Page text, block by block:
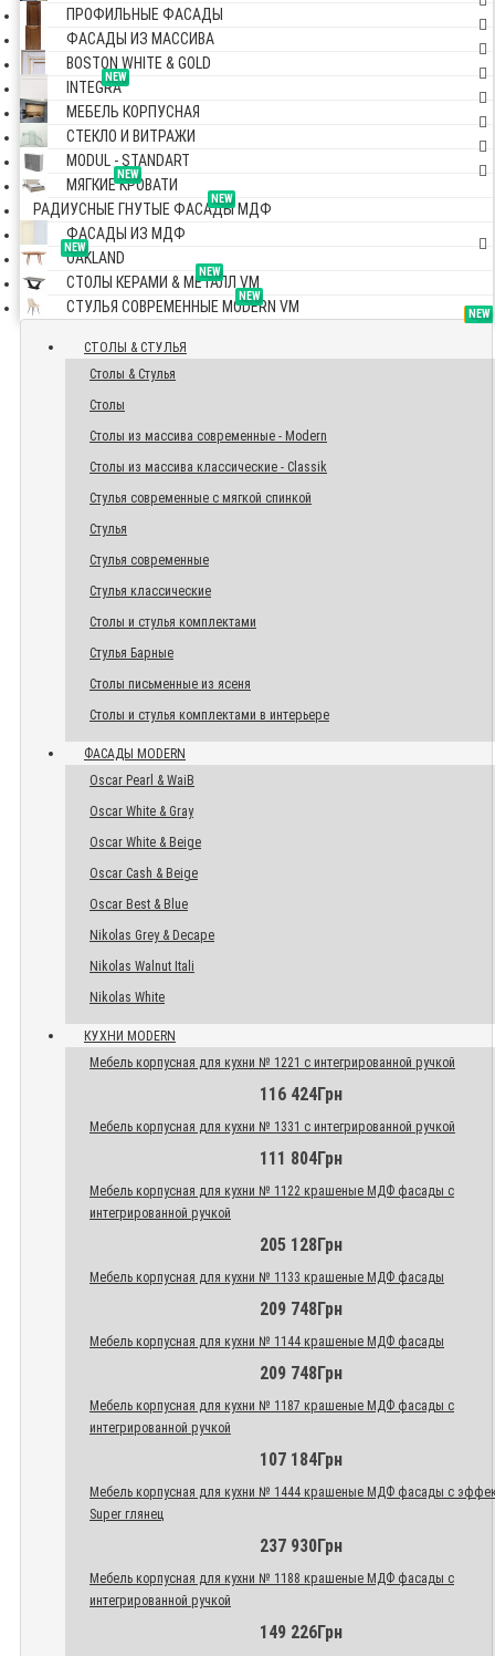
ПРОФИЛЬНЫЕ ФАСАДЫ
ФАСАДЫ ИЗ МАССИВА
BOSTON WHITE & GOLD
NEW
INTEGRA
МЕБЕЛЬ КОРПУСНАЯ
СТЕКЛО И ВИТРАЖИ
MODUL - STANDART
NEW
МЯГКИЕ КРОВАТИ
NEW
РАДИУСНЫЕ ГНУТЫЕ ФАСАДЫ МДФ
ФАСАДЫ ИЗ МДФ
NEW
OAKLAND
NEW
СТОЛЫ КЕРАМИ & МЕТАЛЛ VM
NEW
СТУЛЬЯ СОВРЕМЕННЫЕ MODERN VM TOP
СТОЛЫ & СТУЛЬЯ
Столы & Стулья
Столы
Столы из массива современные - Modern
Столы из массива классические - Classik
Стулья современные с мягкой спинкой
Стулья
Стулья современные
Стулья классические
Столы и стулья комплектами
Стулья Барные
Столы письменные из ясеня
Столы и стулья комплектами в интерьере
NEW
ФАСАДЫ MODERN
Oscar Pearl & WaiB
Oscar White & Gray
Oscar White & Beige
Oscar Cash & Beige
Oscar Best & Blue
Nikolas Grey & Decape
Nikolas Walnut Itali
Nikolas White
NEW
КУХНИ MODERN
Мебель корпусная для кухни № 1221 с интегрированной ручкой
116 424Грн
Мебель корпусная для кухни № 1331 с интегрированной ручкой
111 804Грн
Мебель корпусная для кухни № 1122 крашеные МДФ фасады с
интегрированной ручкой
205 128Грн
Мебель корпусная для кухни № 1133 крашеные МДФ фасады
209 748Грн
Мебель корпусная для кухни № 1144 крашеные МДФ фасады
209 748Грн
Мебель корпусная для кухни № 1187 крашеные МДФ фасады с
интегрированной ручкой
107 184Грн
Мебель корпусная для кухни № 1444 крашеные МДФ фасады с
Super глянец
237 930Грн
Мебель корпусная для кухни № 1188 крашеные МДФ фасады с
интегрированной ручкой
149 226Грн
NEW